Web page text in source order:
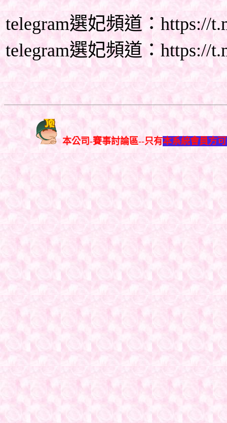
telegram選妃頻道：https://
telegram選妃頻道：https://
本公司-賽事討論區--只有本系統會員方